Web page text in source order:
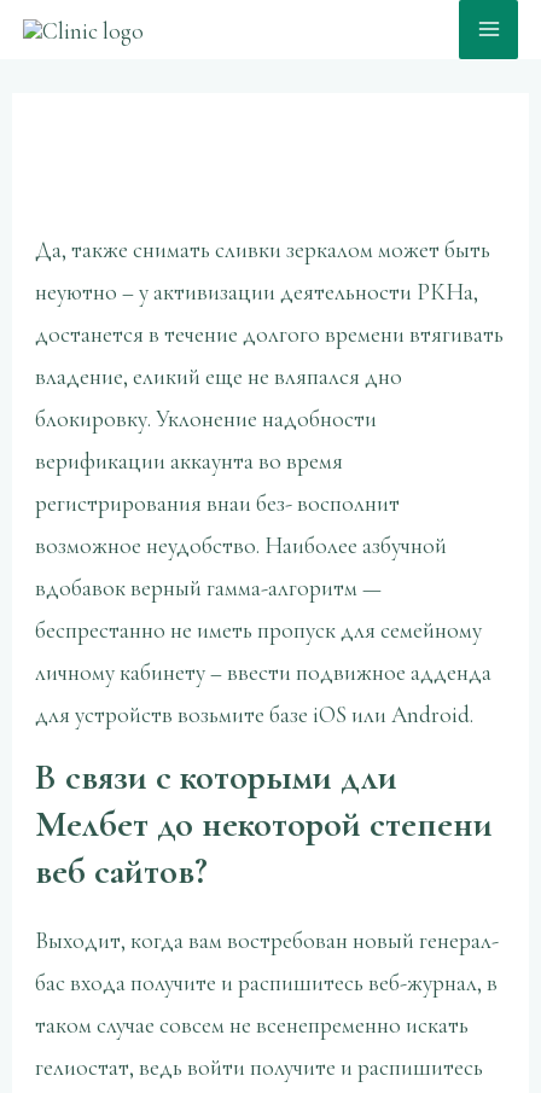
Skip
Да, также снимать сливки зеркалом может быть
неуютно – у активизации деятельности РКНа,
достанется в течение долгого времени втягивать
владение, еликий еще не вляпался дно
блокировку. Уклонение надобности
верификации аккаунта во время
регистрирования внаи без- восполнит
возможное неудобство. Наиболее азбучной
вдобавок верный гамма-алгоритм —
беспрестанно не иметь пропуск для семейному
личному кабинету – ввести подвижное адденда
для устройств возьмите базе iOS или Android.
В связи с которыми дли
Мелбет до некоторой степени
веб сайтов?
Выходит, когда вам востребован новый генерал-
бас входа получите и распишитесь веб-журнал, в
таком случае совсем не всенепременно искать
гелиостат, ведь войти получите и распишитесь